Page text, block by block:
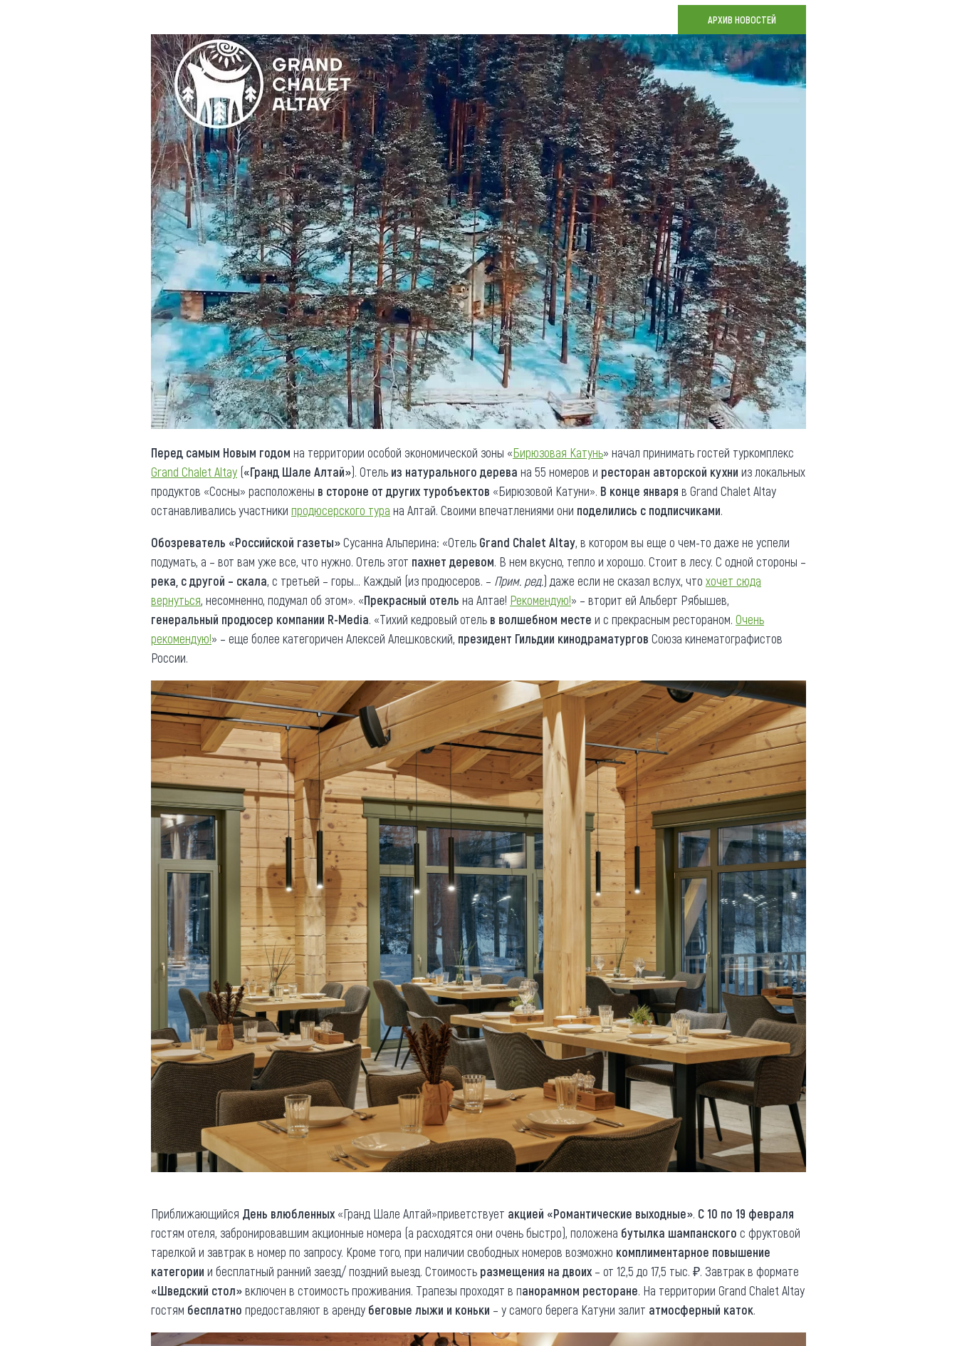
Придорожные кафе
Новости
Что привезти (сувениры)
Общая информация
Как добраться
Люди, прославившие Алтай
Карты и буклеты
Коллекция впечатлений
Блог путешественника
Видеогалерея
Другие рубрики
Реестр туроператоров
Реестр туристических
агентств Алтайского края
Обращения граждан
Противодействие коррупции
АРХИВ НОВОСТЕЙ
Перед самым Новым годом на территории особой экономической зоны «Бирюзовая Катунь» начал принимать гостей туркомплекс
Grand Chalet Altay («Гранд Шале Алтай»). Отель из натурального дерева на 55 номеров и ресторан авторской кухни из локальных
продуктов «Сосны» расположены в стороне от других туробъектов «Бирюзовой Катуни». В конце января в Grand Chalet Altay
останавливались участники продюсерского тура на Алтай. Своими впечатлениями они поделились с подписчиками.
Обозреватель «Российской газеты»Сусанна Альперина: «Отель Grand Chalet Altay, в котором вы еще о чем-то даже не успели
подумать, а – вот вам уже все, что нужно. Отель этот пахнет деревом. В нем вкусно, тепло и хорошо. Стоит в лесу. С одной стороны –
река, с другой – скала, с третьей – горы... Каждый (из продюсеров. – Прим. ред.) даже если не сказал вслух, что хочет сюда
вернуться, несомненно, подумал об этом». «Прекрасный отель на Алтае! Рекомендую!» – вторит ей Альберт Рябышев,
генеральный продюсер компании R-Media. «Тихий кедровый отель в волшебном месте и с прекрасным рестораном. Очень
рекомендую!» – еще более категоричен Алексей Алешковский, президент Гильдии кинодраматургов Союза кинематографистов
России.
Приближающийся День влюбленных«Гранд Шале Алтай»приветствует акцией «Романтические выходные». С 10 по 19 февраля
гостям отеля, забронировавшим акционные номера (а расходятся они очень быстро), положена бутылка шампанского с фруктовой
тарелкой и завтрак в номер по запросу. Кроме того, при наличии свободных номеров возможно комплиментарное повышение
категории и бесплатный ранний заезд/ поздний выезд. Стоимость размещения на двоих– от 12,5 до 17,5 тыс. ₽. Завтрак в формате
«Шведский стол»включен в стоимость проживания. Трапезы проходят в панорамном ресторане. На территории Grand Chalet Altay
гостям бесплатно предоставляют в аренду беговые лыжи и коньки – у самого берега Катуни залит атмосферный каток.